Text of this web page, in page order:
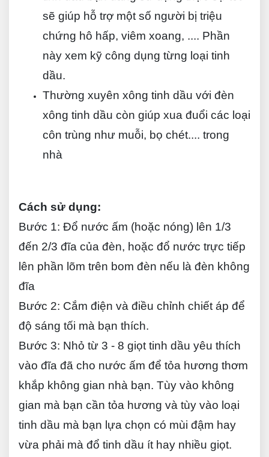
sẽ giúp hỗ trợ một số người bị triệu
chứng hô hấp, viêm xoang, .... Phần
này xem kỹ công dụng từng loại tinh
dầu.
Thường xuyên xông tinh dầu với đèn
xông tinh dầu còn giúp xua đuổi các loại
côn trùng như muỗi, bọ chét.... trong
nhà
Cách sử dụng:
Bước 1: Đổ nước ấm (hoặc nóng) lên 1/3
đến 2/3 đĩa của đèn, hoặc đổ nước trực tiếp
lên phần lõm trên bom đèn nếu là đèn không
đĩa
Bước 2: Cắm điện và điều chỉnh chiết áp để
độ sáng tối mà bạn thích.
Bước 3: Nhỏ từ 3 - 8 giọt tinh dầu yêu thích
vào đĩa đã cho nước ấm để tỏa hương thơm
khắp không gian nhà bạn. Tùy vào không
gian mà bạn cần tỏa hương và tùy vào loại
tinh dầu mà bạn lựa chọn có mùi đậm hay
vừa phải mà đổ tinh dầu ít hay nhiều giọt.